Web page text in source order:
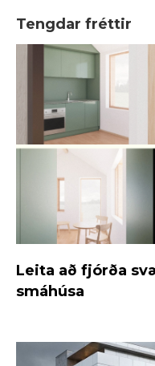
Tengdar fréttir
Leita að fjórða
smáhúsa